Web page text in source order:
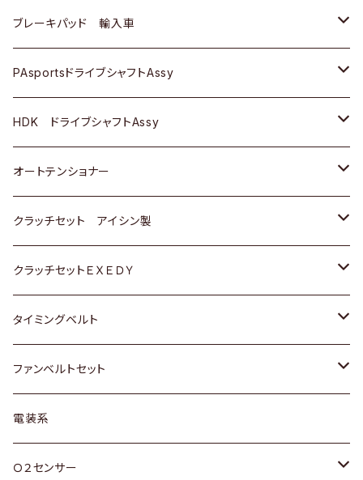
三菱
スバル
ＢＥＮＺ
三菱
スバル
マツダ
三菱
スバル
ダイハツ
マツダ
三菱
スバル
日産
ダイハツ
マツダ
三菱
スバル
日産
ダイハツ
マツダ
三菱
スバル
ホンダ
スズキ
日産
いすゞ
ダイハツ
マツダ
三菱
スバル
日野
ＡＵＤＩ
ＢＥＮＺ
ＢＭＷ
GOLF
ＷＡＧＥＮ
アストロ（シボレー）
クライスラー
ブレーキパッド 輸入車
ＢＥＮＺ
ＢＭＷ
ＷＡＧＥＮ
ＶＯＬＶＯ
PAsportsドライブシャフトAssy
トヨタ
ホンダ
スズキ
日産
ダイハツ
マツダ
三菱
スバル
HDK ドライブシャフトAssy
スズキ
ダイハツ
日産
ホンダ
マツダ
オートテンショナー
トヨタ
クラッチセット アイシン製
ホンダ
スズキ
ダイハツ
マツダ
三菱
クラッチセットＥＸＥＤＹ
ホンダ
スズキ
日産
ダイハツ
タイミングベルト
トヨタ
スズキ
ダイハツ
ファンベルトセット
トヨタ
ホンダ
電装系
Ｏ２センサー